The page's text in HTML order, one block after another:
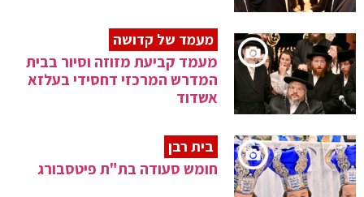
מעמד של קדושה
מעמד קביעת מזוזה וסיור בבית
המדרש המרכזי דחסידי בעלזא
אשדוד
בית רבן
חומש סעודה בת"ת פיטסבורג